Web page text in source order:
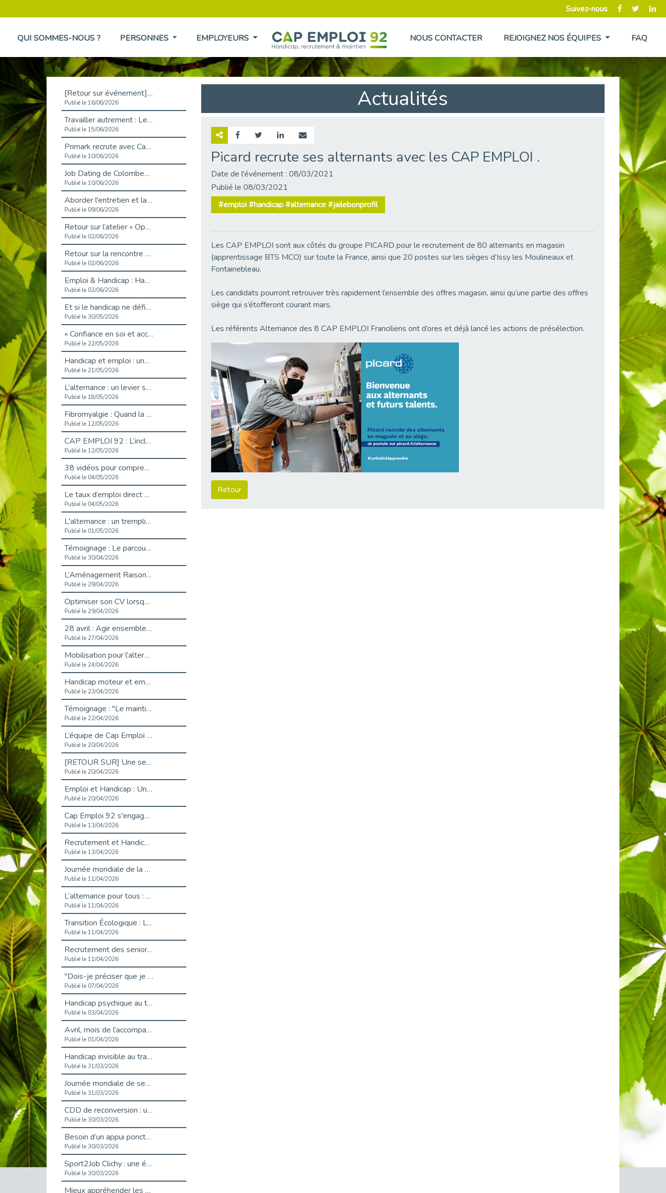
Suivez-nous
QUI SOMMES-NOUS ? PERSONNES EMPLOYEURS NOUS CONTACTER REJOIGNEZ NOS ÉQUIPES FAQ
[Retour sur événement] L'inclusion au cœur de la Place de l'Emploi à La Défense !
Publié le 16/06/2026
Travailler autrement : Le défi de l'intégration des maladies chroniques en entreprise
Publié le 15/06/2026
Primark recrute avec Cap Emploi 92, une matinée couronnée de succès !
Publié le 10/06/2026
Job Dating de Colombes – Emploi et Insertion
Publié le 10/06/2026
Aborder l'entretien et la situation de handicap en toute confiance
Publié le 09/06/2026
Retour sur l’atelier « Optimiser sa recherche d’emploi »
Publié le 02/06/2026
Retour sur la rencontre entre Cap Emploi 92 et Thales (Campus Meudon)
Publié le 02/06/2026
Emploi & Handicap : Hachette Livre et Cap emploi 92 renforcent leur collaboration
Publié le 02/06/2026
Et si le handicap ne définissait plus la carrière ?
Publié le 30/05/2026
« Confiance en soi et acceptation du handicap » : un levier puissant vers l’emploi
Publié le 22/05/2026
Handicap et emploi : une matinée pour briser les tabous
Publié le 21/05/2026
L’alternance : un levier stratégique pour recruter et inclure durablement
Publié le 18/05/2026
Fibromyalgie : Quand la douleur invisible s’invite au bureau
Publié le 12/05/2026
CAP EMPLOI 92 : L’inclusion portée à son sommet, bien au-delà des quotas
Publié le 12/05/2026
38 vidéos pour comprendre et agir durablement
Publié le 04/05/2026
Le taux d’emploi direct dans la fonction publique dépasse 6 % en 2025
Publié le 04/05/2026
L'alternance : un tremplin vers l'emploi aussi pour les personnes en situation de handicap
Publié le 01/05/2026
Témoignage : Le parcours de Marc, 44 ans
Publié le 30/04/2026
L’Aménagement Raisonnable : Un Levier pour l’Équité
Publié le 29/04/2026
Optimiser son CV lorsqu’on est en situation de handicap
Publié le 29/04/2026
28 avril : Agir ensemble pour une culture de prévention au travail
Publié le 27/04/2026
Mobilisation pour l’alternance et le handicap
Publié le 24/04/2026
Handicap moteur et emploi : réussir ses recrutements vidéo
Publié le 23/04/2026
Témoignage : "Le maintien en emploi est un investissement, pas une contrainte."
Publié le 22/04/2026
L’équipe de Cap Emploi 92 s’agrandit : Bienvenue à Charmila, Khoudia et Fadila !
Publié le 20/04/2026
[RETOUR SUR] Une session de recrutement inclusive réussie à Asnières !
Publié le 20/04/2026
Emploi et Handicap : Une alliance de style entre Cap Emploi 92 et La Cravate Solidaire
Publié le 20/04/2026
Cap Emploi 92 s'engage pour la santé mentale : La formation PSSM au cœur de l'accompagnement
Publié le 13/04/2026
Recrutement et Handicap : Et si vous testiez avant de vous engager ?
Publié le 13/04/2026
Journée mondiale de la maladie de Parkinson : Mieux comprendre pour mieux accompagner
Publié le 11/04/2026
L’alternance pour tous : Cap Emploi 92 et Seine Ouest Entreprise et Emploi mobilisés à Boulogne-Billancourt
Publié le 11/04/2026
Transition Écologique : Les Cap Emploi 75,92 et 93 s’engagent pour un Numérique Responsable
Publié le 11/04/2026
Recrutement des seniors : Un levier de transformation pour les ETI franciliennes
Publié le 11/04/2026
"Dois-je préciser que je suis handicapé sur mon CV?"
Publié le 07/04/2026
Handicap psychique au travail : et si nous changions de regard - vidéo
Publié le 03/04/2026
Avril, mois de l’accompagnement dans l’emploi avec Cap emploi.
Publié le 01/04/2026
Handicap invisible au travail : se taire ou parler? - vidéo
Publié le 31/03/2026
Journée mondiale de sensibilisation à l’autisme
Publié le 31/03/2026
CDD de reconversion : un nouveau contrat pour sécuriser le changement de métier.
Publié le 30/03/2026
Besoin d’un appui ponctuel expertise handicap ?
Publié le 30/03/2026
Sport2Job Clichy : une édition altoséquanaise avec Cap Emploi 92.
Publié le 30/03/2026
Mieux appréhender les enjeux du handicap singulier en entreprise - vidéo
Actualités
Picard recrute ses alternants avec les CAP EMPLOI .
Date de l'événement : 08/03/2021
Publié le 08/03/2021
#emploi #handicap #alternance #jailebonprofil
Les CAP EMPLOI sont aux côtés du groupe PICARD pour le recrutement de 80 alternants en magasin
(apprentissage BTS MCO) sur toute la France, ainsi que 20 postes sur les sièges d’Issy les Moulineaux et
Fontainebleau.
Les candidats pourront retrouver très rapidement l’ensemble des offres magasin, ainsi qu’une partie des offres
siège qui s’étofferont courant mars.
Les référents Alternance des 8 CAP EMPLOI Franciliens ont d’ores et déjà lancé les actions de présélection.
Retour